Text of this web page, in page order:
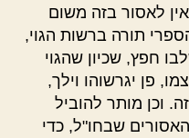
לאסור בזה משום
תורה ברשות הגוי,
חפץ, שכיון שהגוי
פן יגרשוהו וילך,
וכן מותר להוביל
שבחו"ל, כדי